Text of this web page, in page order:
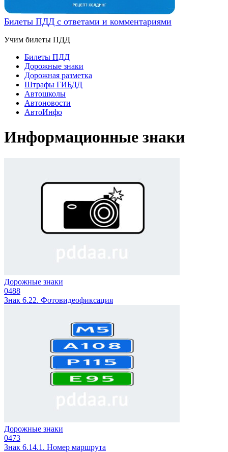
Билеты ПДД с ответами и комментариями
Учим билеты ПДД
Билеты ПДД
Дорожные знаки
Дорожная разметка
Штрафы ГИБДД
Автошколы
Автоновости
АвтоИнфо
Информационные знаки
Дорожные знаки
0488
Знак 6.22. Фотовидеофиксация
Дорожные знаки
0473
Знак 6.14.1. Номер маршрута